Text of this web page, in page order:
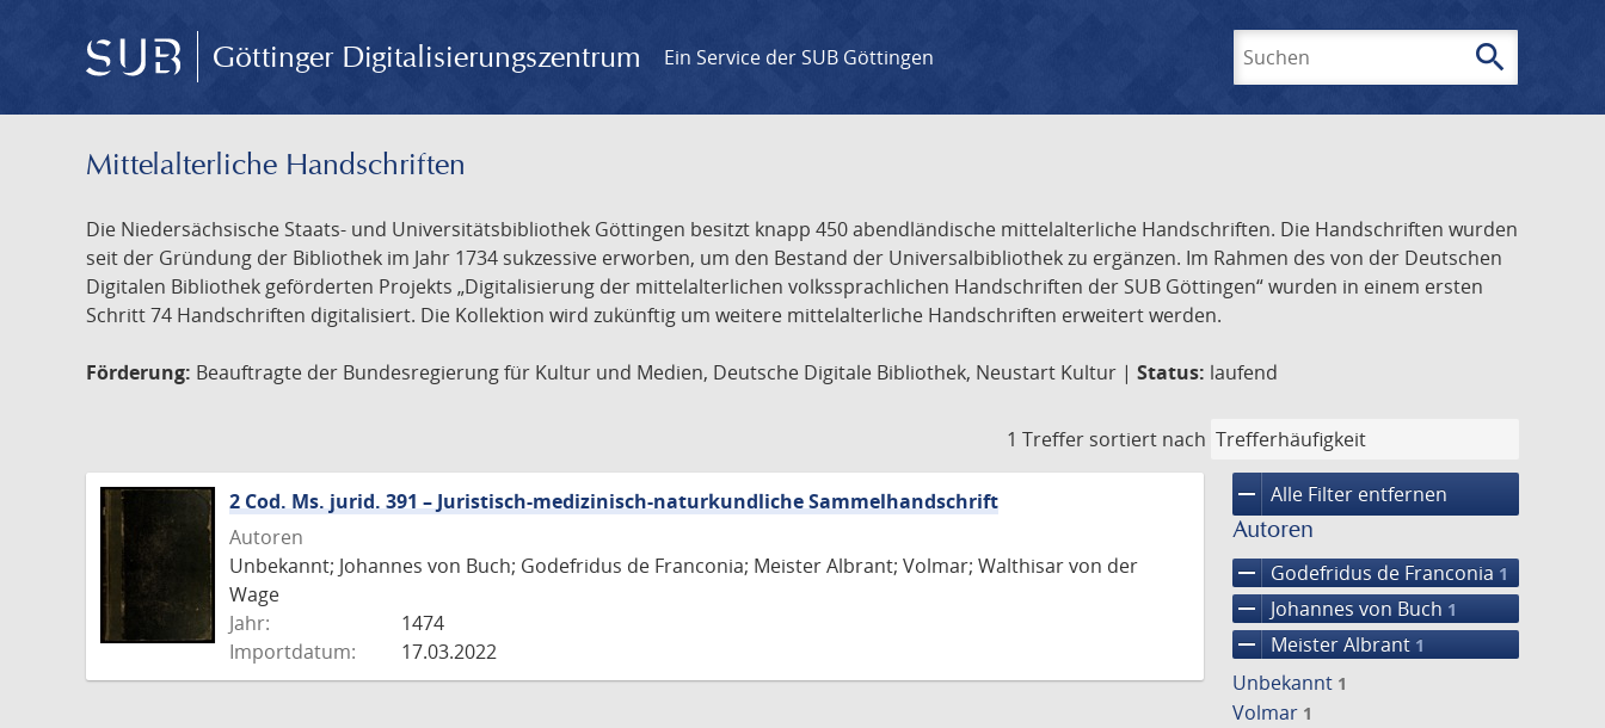
Göttinger Digitalisierungszentrum Ein Service der SUB Göttingen search
Mittelalterliche Handschriften
Die Niedersächsische Staats- und Universitätsbibliothek Göttingen besitzt knapp 450 abendländische mittelalterliche Handschriften. Die Handschriften wurden
seit der Gründung der Bibliothek im Jahr 1734 sukzessive erworben, um den Bestand der Universalbibliothek zu ergänzen. Im Rahmen des von der Deutschen
Digitalen Bibliothek geförderten Projekts „Digitalisierung der mittelalterlichen volkssprachlichen Handschriften der SUB Göttingen“ wurden in einem ersten
Schritt 74 Handschriften digitalisiert. Die Kollektion wird zukünftig um weitere mittelalterliche Handschriften erweitert werden.
Förderung: Beauftragte der Bundesregierung für Kultur und Medien, Deutsche Digitale Bibliothek, Neustart Kultur | Status: laufend
1 Treffer sortiert nach
remove Alle Filter entfernen
Autoren
remove Godefridus de Franconia 1
remove Johannes von Buch 1
remove Meister Albrant 1
Unbekannt 1
Volmar 1
2 Cod. Ms. jurid. 391 – Juristisch-medizinisch-naturkundliche Sammelhandschrift
Autoren
Unbekannt; Johannes von Buch; Godefridus de Franconia; Meister Albrant; Volmar; Walthisar von der
Wage
Jahr:
1474
Importdatum:
17.03.2022